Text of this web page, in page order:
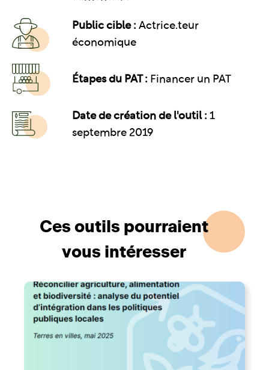
Public cible : Actrice.teur
économique
Étapes du PAT : Financer un PAT
Date de création de l'outil : 1
septembre 2019
Ces outils pourraient
vous intéresser